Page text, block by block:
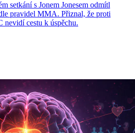
setkání s Jonem Jonesem odmítl
pravidel MMA. Přiznal, že proti
nevidí cestu k úspěchu.